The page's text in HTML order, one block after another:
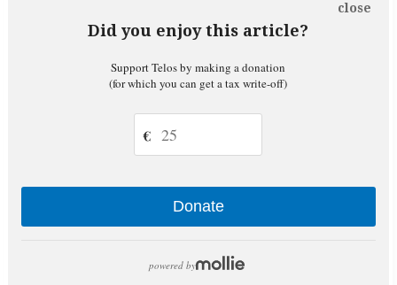
Did you enjoy this article?
close
Support Telos by making a donation
(for which you can get a tax write-off)
€
Donate
powered by